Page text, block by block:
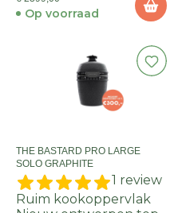
Op voorraad
THE BASTARD PRO LARGE
SOLO GRAPHITE
1 review
Ruim kookoppervlak